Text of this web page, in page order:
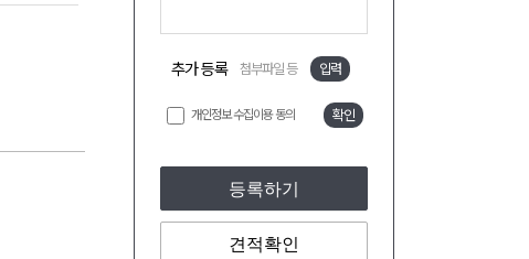
추가 등록 첨부파일 등 입력
개인정보 수집이용 동의 확인
등록하기
견적확인